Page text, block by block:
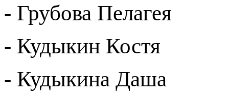
- Грубова Пелагея
- Кудыкин Костя
- Кудыкина Даша